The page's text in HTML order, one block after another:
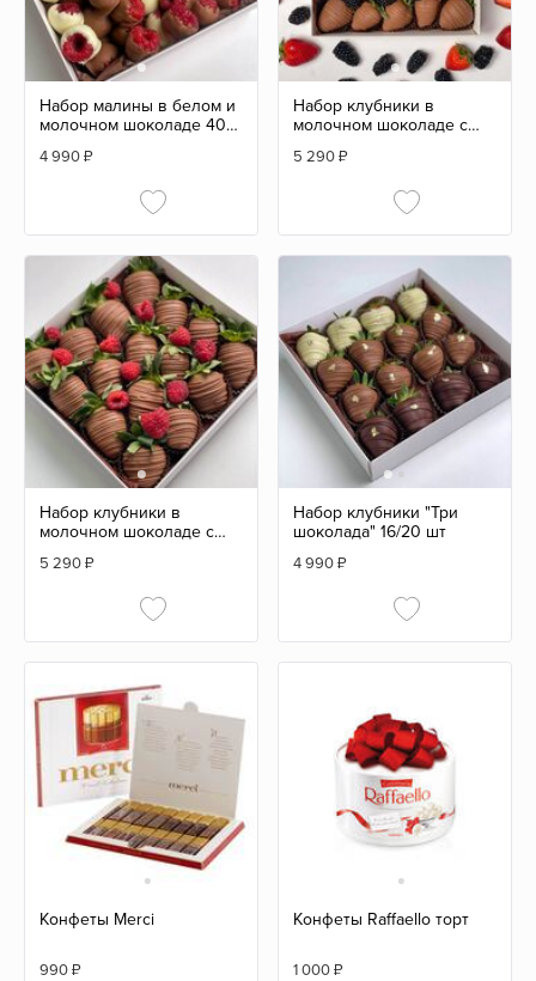
Набор малины в белом и
молочном шоколаде 400
4 990₽
Набор клубники в
молочном шоколаде с
5 290₽
Набор клубники в
молочном шоколаде с
5 290₽
Набор клубники "Три
шоколада" 16/20 шт
4 990₽
Конфеты Merci
990₽
Конфеты Raffaello торт
1 000₽